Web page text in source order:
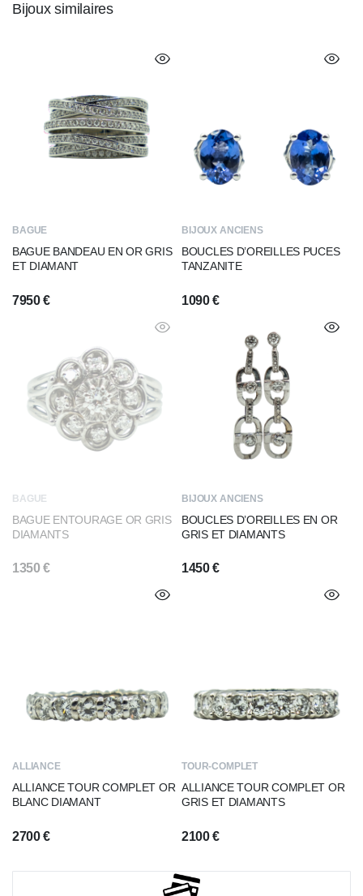
Bijoux similaires
BAGUE
BAGUE BANDEAU EN OR GRIS
ET DIAMANT
7950€
BIJOUX ANCIENS
BOUCLES D’OREILLES PUCES
TANZANITE
1090€
BAGUE
BAGUE ENTOURAGE OR GRIS
DIAMANTS
1350€
BIJOUX ANCIENS
BOUCLES D’OREILLES EN OR
GRIS ET DIAMANTS
1450€
ALLIANCE
ALLIANCE TOUR COMPLET OR
BLANC DIAMANT
2700€
TOUR-COMPLET
ALLIANCE TOUR COMPLET OR
GRIS ET DIAMANTS
2100€